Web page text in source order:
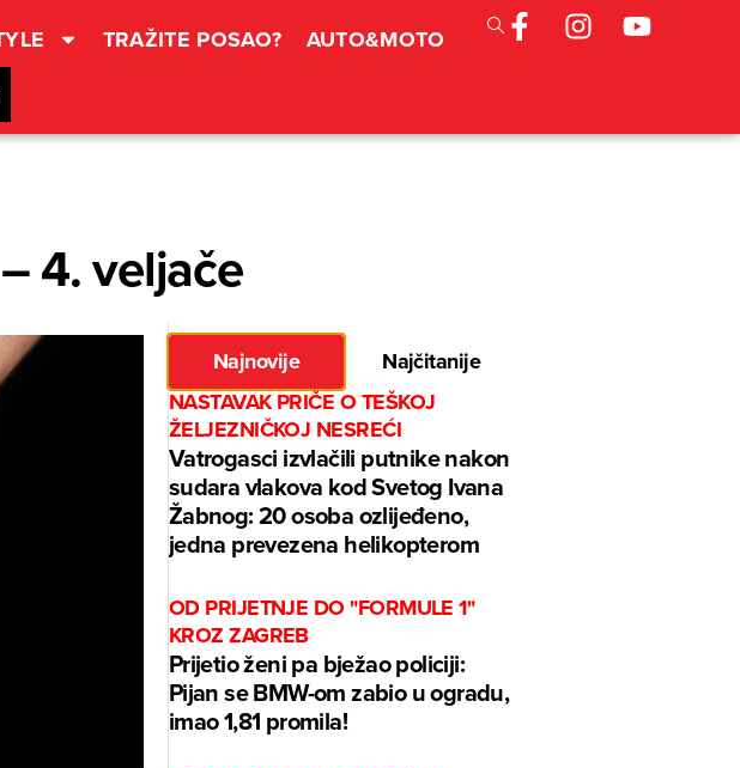
TRAŽITE POSAO?
AUTO&MOTO
4. veljače
Najnovije
Najčitanije
NASTAVAK PRIČE O TEŠKOJ
ŽELJEZNIČKOJ NESREĆI
Vatrogasci izvlačili putnike nakon
sudara vlakova kod Svetog Ivana
Žabnog: 20 osoba ozlijeđeno,
jedna prevezena helikopterom
OD PRIJETNJE DO "FORMULE 1"
KROZ ZAGREB
Prijetio ženi pa bježao policiji:
Pijan se BMW-om zabio u ogradu,
imao 1,81 promila!